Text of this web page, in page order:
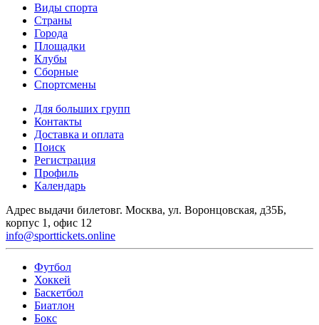
Виды спорта
Страны
Города
Площадки
Клубы
Сборные
Спортсмены
Для больших групп
Контакты
Доставка и оплата
Поиск
Регистрация
Профиль
Календарь
Адрес выдачи билетовг. Москва, ул. Воронцовская, д35Б,
корпус 1, офис 12
info@sporttickets.online
Футбол
Хоккей
Баскетбол
Биатлон
Бокс